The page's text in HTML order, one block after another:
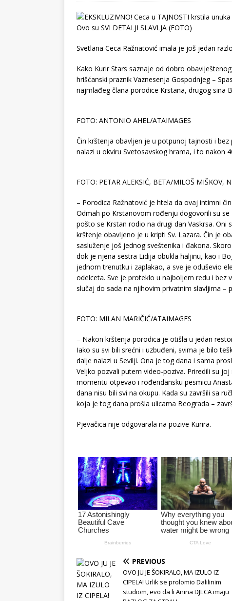
Svetlana Ceca Ražnatović imala je još jedan
Kako Kurir Stars saznaje od dobro
hrišćanski praznik Vaznesenja Gospodnjeg –
najmlađeg člana porodice Krstana, drugog sina
FOTO: ANTONIO AHEL/ATAIMAGES
Čin krštenja obavljen je u potpunoj tajnosti i
nalazi u okviru Svetosavskog hrama, i to nakon
FOTO: PETAR ALEKSIĆ, BETA/MILOŠ MIŠKOV,
– Porodica Ražnatović je htela da ovaj intimni
Odmah po Krstanovom rođenju dogovorili su
pošto se Krstan rodio na drugi dan Vaskrsa. Oni
krštenje obavljeno je u kripti Sv. Lazara. Čin je
sasluženje još jednog sveštenika i đakona.
dok je njena sestra Lidija obukla haljinu, kao i
jednom trenutku i zaplakao, a sve je oduševio
odelceta. Sve je proteklo u najboljem redu i
slučaj do sada na njihovim privatnim slavljima –
FOTO: MILAN MARIČIĆ/ATAIMAGES
– Nakon krštenja porodica je otišla u jedan
Iako su svi bili srećni i uzbuđeni, svima je bilo
dalje nalazi u Sevilji. Ona je tog dana i sama
Veljko pozvali putem video-poziva. Priredili su
momentu otpevao i rođendansku pesmicu
dana nisu bili svi na okupu. Kada su završili sa
koja je tog dana prošla ulicama Beograda –
Pjevačica nije odgovarala na pozive Kurira.
PREVIOUS
OVO JU JE ŠOKIRALO, MA IZULO IZ
CIPELA! Urlik se prolomio Dalilinim
studiom, evo da li Anina DJECA imaju